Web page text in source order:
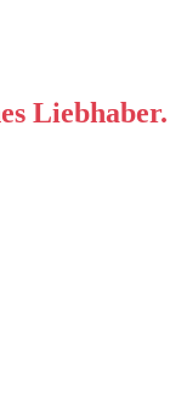
Liebhaber.